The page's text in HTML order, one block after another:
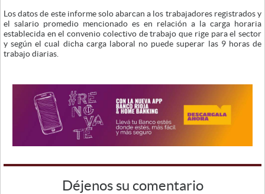
Los datos de este informe solo abarcan a los trabajadores registrados y
el salario promedio mencionado es en relación a la carga horaria
establecida en el convenio colectivo de trabajo que rige para el sector
y según el cual dicha carga laboral no puede superar las 9 horas de
trabajo diarias.
Déjenos su comentario